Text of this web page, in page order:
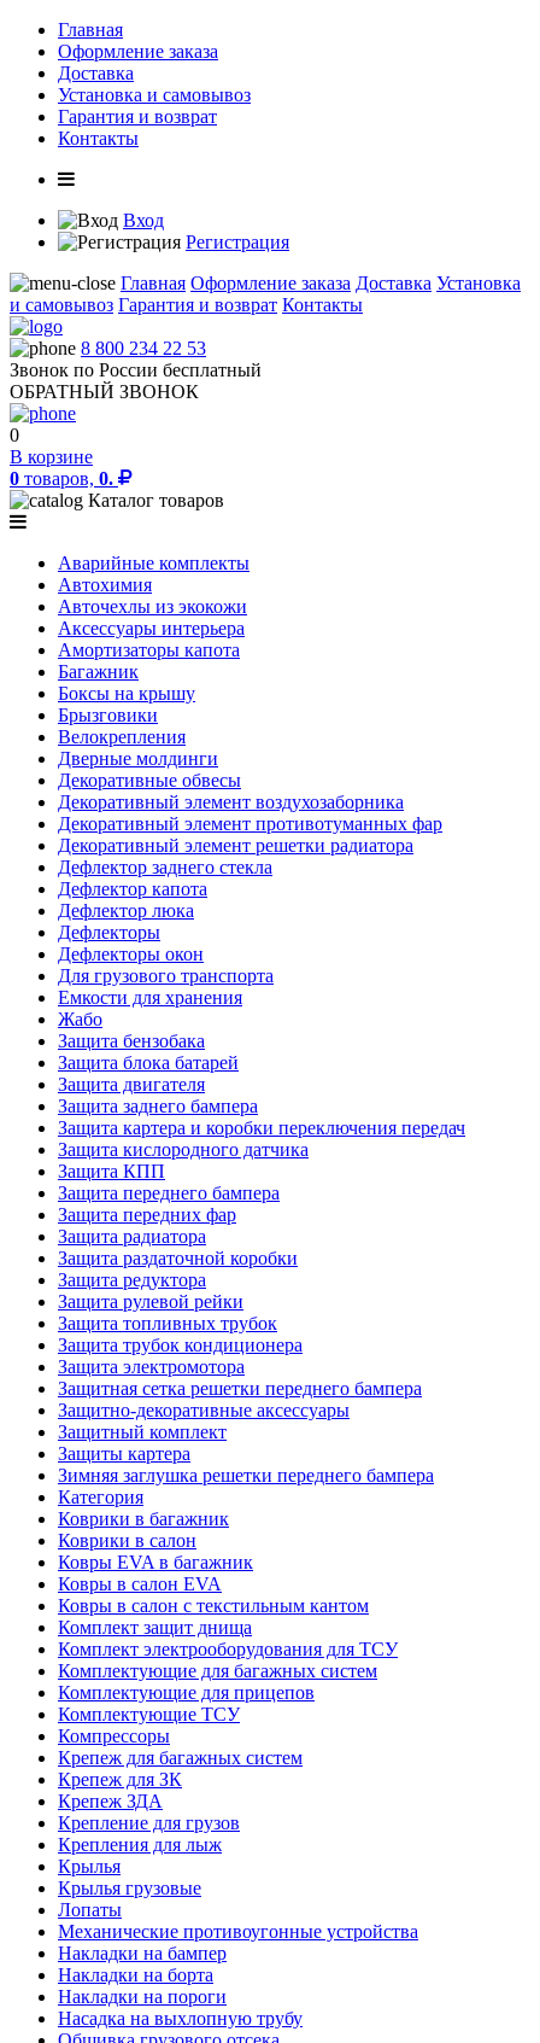
Главная
Оформление заказа
Доставка
Установка и самовывоз
Гарантия и возврат
Контакты
Вход
Регистрация
Главная Оформление заказа Доставка Установка
и самовывоз Гарантия и возврат Контакты
8 800 234 22 53
Звонок по России бесплатный
ОБРАТНЫЙ ЗВОНОК
0
В корзине
0 товаров, 0.
Каталог товаров
Аварийные комплекты
Автохимия
Авточехлы из экокожи
Аксессуары интерьера
Амортизаторы капота
Багажник
Боксы на крышу
Брызговики
Велокрепления
Дверные молдинги
Декоративные обвесы
Декоративный элемент воздухозаборника
Декоративный элемент противотуманных фар
Декоративный элемент решетки радиатора
Дефлектор заднего стекла
Дефлектор капота
Дефлектор люка
Дефлекторы
Дефлекторы окон
Для грузового транспорта
Емкости для хранения
Жабо
Защита бензобака
Защита блока батарей
Защита двигателя
Защита заднего бампера
Защита картера и коробки переключения передач
Защита кислородного датчика
Защита КПП
Защита переднего бампера
Защита передних фар
Защита радиатора
Защита раздаточной коробки
Защита редуктора
Защита рулевой рейки
Защита топливных трубок
Защита трубок кондиционера
Защита электромотора
Защитная сетка решетки переднего бампера
Защитно-декоративные аксессуары
Защитный комплект
Защиты картера
Зимняя заглушка решетки переднего бампера
Категория
Коврики в багажник
Коврики в салон
Ковры EVA в багажник
Ковры в салон EVA
Ковры в салон с текстильным кантом
Комплект защит днища
Комплект электрооборудования для ТСУ
Комплектующие для багажных систем
Комплектующие для прицепов
Комплектующие ТСУ
Компрессоры
Крепеж для багажных систем
Крепеж для ЗК
Крепеж ЗДА
Крепление для грузов
Крепления для лыж
Крылья
Крылья грузовые
Лопаты
Механические противоугонные устройства
Накладки на бампер
Накладки на борта
Накладки на пороги
Насадка на выхлопную трубу